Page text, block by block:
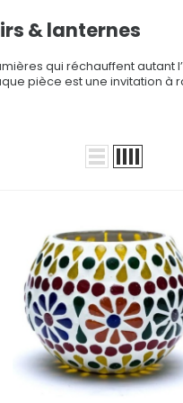
& lanternes
qui réchauffent
pièce est une invitation